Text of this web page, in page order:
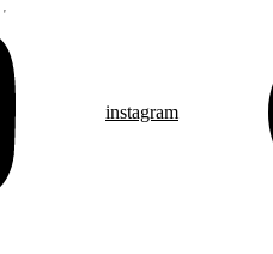
instagram